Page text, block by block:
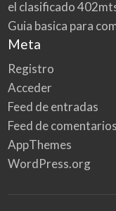
el clasificado
Guia basica para
Meta
Registro
Acceder
Feed de entradas
Feed de comentarios
AppThemes
WordPress.org